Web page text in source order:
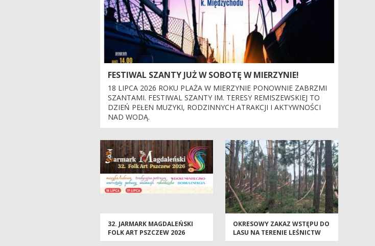
FESTIWAL SZANTY JUŻ W SOBOTĘ W MIERZYNIE!
18 LIPCA 2026 ROKU PLAŻA W MIERZYNIE PONOWNIE ZABRZMI
SZANTAMI. FESTIWAL SZANTY IM. TERESY REMISZEWSKIEJ TO
DZIEŃ PEŁEN MUZYKI, RODZINNYCH ATRAKCJI I AKTYWNOŚCI
NAD WODĄ.
32. JARMARK MAGDALEŃSKI
FOLK ART PSZCZEW 2026
OKRESOWY ZAKAZ WSTĘPU DO
LASU NA TERENIE LEŚNICTW
KRANIEC ORAZ KOLNO